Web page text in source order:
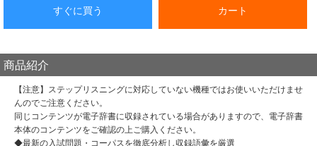
すぐに買う カート
商品紹介
【注意】ステップリスニングに対応していない機種ではお使いいただけませ
んのでご注意ください。
同じコンテンツが電子辞書に収録されている場合がありますので、電子辞書
本体のコンテンツをご確認の上ご購入ください。
◆最新の入試問題・コーパスを徹底分析し収録語彙を厳選